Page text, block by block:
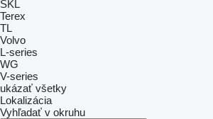
SKL
Terex
TL
Volvo
L-series
WG
V-series
ukázať všetky
Lokalizácia
Vyhľadať v okruhu